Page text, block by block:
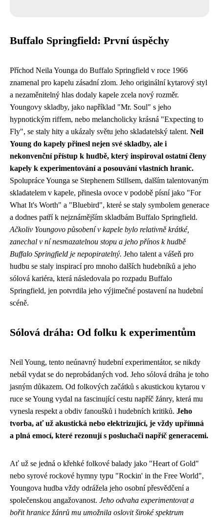
Buffalo Springfield: První úspěchy
Příchod Neila Younga do Buffalo Springfield v roce 1966
znamenal pro kapelu zásadní zlom. Jeho originální kytarový styl
a nezaměnitelný hlas dodaly kapele zcela nový rozměr.
Youngovy skladby, jako například "Mr. Soul" s jeho
hypnotickým riffem, nebo melancholicky krásná "Expecting to
Fly", se staly hity a ukázaly světu jeho skladatelský talent. Neil
Young do kapely přinesl nejen své skladby, ale i
nekonvenční přístup k hudbě, který inspiroval ostatní členy
kapely k experimentování a posouvání vlastních hranic.
Spolupráce Younga se Stephenem Stillsem, dalším talentovaným
skladatelem v kapele, přinesla ovoce v podobě písní jako "For
What It's Worth" a "Bluebird", které se staly symbolem generace
a dodnes patří k nejznámějším skladbám Buffalo Springfield.
Ačkoliv Youngovo působení v kapele bylo relativně krátké,
zanechal v ní nesmazatelnou stopu a jeho přínos k hudbě
Buffalo Springfield je nepopiratelný. Jeho talent a vášeň pro
hudbu se staly inspirací pro mnoho dalších hudebníků a jeho
sólová kariéra, která následovala po rozpadu Buffalo
Springfield, jen potvrdila jeho výjimečné postavení na hudební
scéně.
Sólová dráha: Od folku k experimentům
Neil Young, tento neúnavný hudební experimentátor, se nikdy
nebál vydat se do neprobádaných vod. Jeho sólová dráha je toho
jasným důkazem. Od folkových začátků s akustickou kytarou v
ruce se Young vydal na fascinující cestu napříč žánry, která mu
vynesla respekt a obdiv fanoušků i hudebních kritiků. Jeho
tvorba, ať už akustická nebo elektrizující, je vždy upřímná
a plná emocí, které rezonují s posluchači napříč generacemi.
Ať už se jedná o křehké folkové balady jako "Heart of Gold"
nebo syrové rockové hymny typu "Rockin' in the Free World",
Youngova hudba vždy odrážela jeho osobní přesvědčení a
společenskou angažovanost. Jeho odvaha experimentovat a
bořit hranice žánrů mu umožnila oslovit široké spektrum